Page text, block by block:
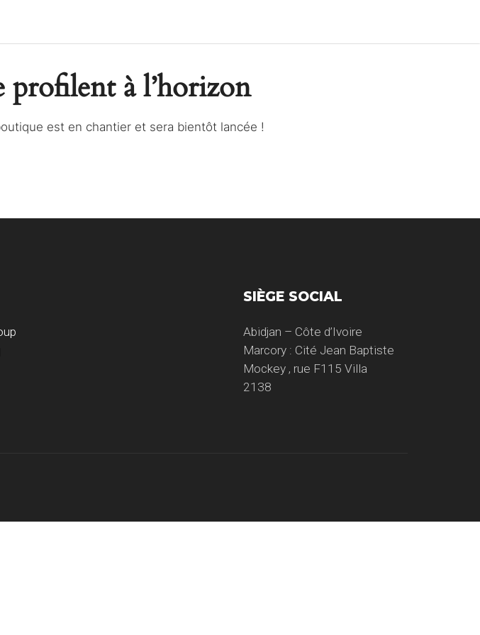
profilent à l’horizon
est en chantier et sera bientôt lancée !
SIÈGE SOCIAL
Abidjan – Côte d’Ivoire
Marcory : Cité Jean Baptiste
Mockey , rue F115 Villa
2138